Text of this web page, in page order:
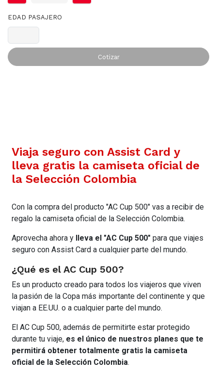
EDAD PASAJERO
Cotizar
Viaja seguro con Assist Card y
lleva gratis la camiseta oficial de
la Selección Colombia
Con la compra del producto "AC Cup 500" vas a recibir de
regalo la camiseta oficial de la Selección Colombia.
Aprovecha ahora y lleva el "AC Cup 500" para que viajes
seguro con Assist Card a cualquier parte del mundo.
¿Qué es el AC Cup 500?
Es un producto creado para todos los viajeros que viven
la pasión de la Copa más importante del continente y que
viajan a EE.UU. o a cualquier parte del mundo.
El AC Cup 500, además de permitirte estar protegido
durante tu viaje, es el único de nuestros planes que te
permitirá obtener totalmente gratis la camiseta
oficial de la Selección Colombia.